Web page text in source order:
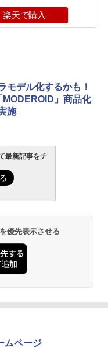
楽天で購入
モデル化するかも！
」商品化
施
最新記事をチ
優先表示させる
ムページ